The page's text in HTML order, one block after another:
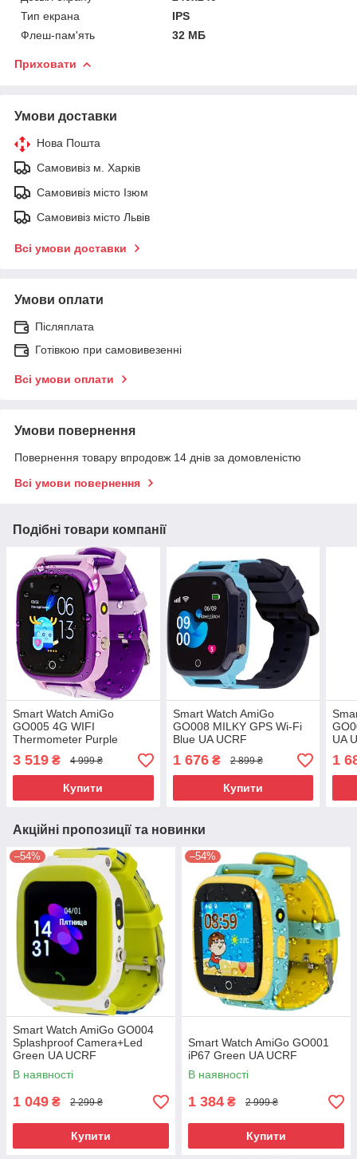
Тип екрана
IPS
Флеш-пам'ять
32 МБ
Приховати
Умови доставки
Нова Пошта
Самовивіз м. Харків
Самовивіз місто Ізюм
Самовивіз місто Львів
Всі умови доставки
Умови оплати
Післяплата
Готівкою при самовивезенні
Всі умови оплати
Умови повернення
Повернення товару впродовж 14 днів за домовленістю
Всі умови повернення
Подібні товари компанії
Smart Watch AmiGo
GO005 4G WIFI
Thermometer Purple
3 519 ₴ 4 999 ₴
Купити
Smart Watch AmiGo
GO008 MILKY GPS Wi-Fi
Blue UA UCRF
1 676₴ 2 899 ₴
Купити
UA
1
Акційні пропозиції та новинки
–54%
Smart Watch AmiGo GO004
Splashproof Camera+Led
Green UA UCRF
В наявності
1 049 ₴ 2 299 ₴
Купити
–54%
Smart Watch AmiGo GO001
iP67 Green UA UCRF
В наявності
1 384 ₴ 2 999 ₴
Купити